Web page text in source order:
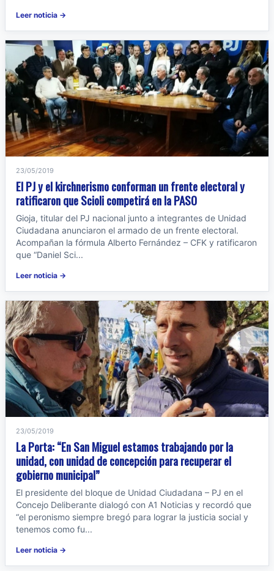
Leer noticia →
23/05/2019
El PJ y el kirchnerismo conforman un frente electoral y
ratificaron que Scioli competirá en la PASO
Gioja, titular del PJ nacional junto a integrantes de Unidad
Ciudadana anunciaron el armado de un frente electoral.
Acompañan la fórmula Alberto Fernández – CFK y ratificaron
que “Daniel Sci...
Leer noticia →
23/05/2019
La Porta: “En San Miguel estamos trabajando por la
unidad, con unidad de concepción para recuperar el
gobierno municipal”
El presidente del bloque de Unidad Ciudadana – PJ en el
Concejo Deliberante dialogó con A1 Noticias y recordó que
“el peronismo siempre bregó para lograr la justicia social y
tenemos como fu...
Leer noticia →